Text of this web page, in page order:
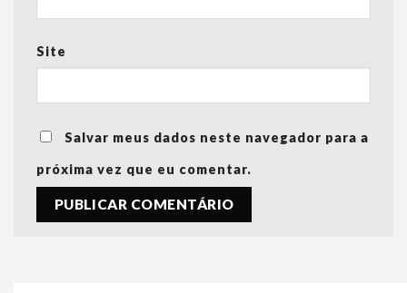
Site
Salvar meus dados neste navegador para a
próxima vez que eu comentar.